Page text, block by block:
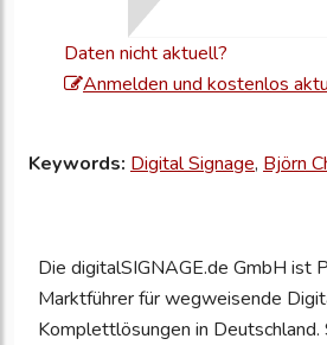
Daten nicht aktuell?
Anmelden und kostenlos
Keywords: Digital Signage, Björn
Die digitalSIGNAGE.de GmbH ist
Marktführer für wegweisende
Komplettlösungen in Deutschland.